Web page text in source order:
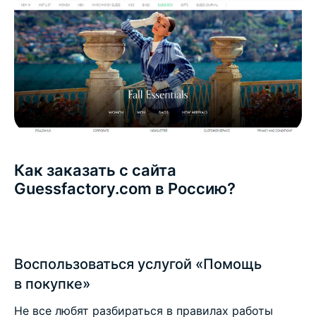
Как заказать с сайта
Guessfactory.com в Россию?
Воспользоваться услугой «Помощь
в покупке»
Не все любят разбираться в правилах работы